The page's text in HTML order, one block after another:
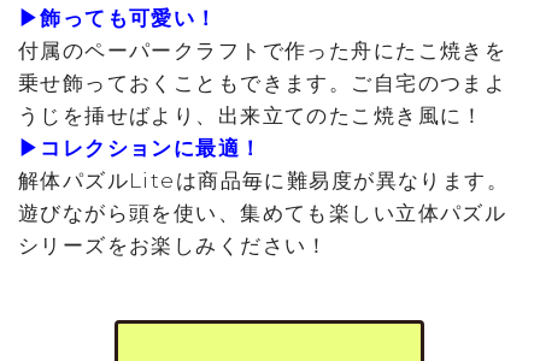
▶飾っても可愛い！
付属のペーパークラフトで作った舟にたこ焼きを
乗せ飾っておくこともできます。ご自宅のつまよ
うじを挿せばより、出来立てのたこ焼き風に！
▶コレクションに最適！
解体パズルLiteは商品毎に難易度が異なります。
遊びながら頭を使い、集めても楽しい立体パズル
シリーズをお楽しみください！